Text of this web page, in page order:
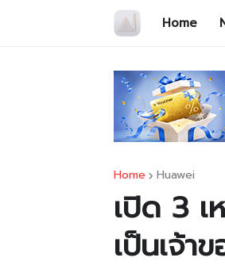
Home
Home Huawei
เปิด 3
เป็นเจ้า